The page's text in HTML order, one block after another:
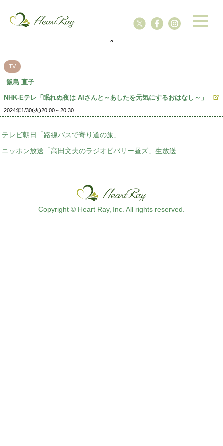
s
TV
飯島 直子
NHK-Eテレ「眠れぬ夜は AIさんと～あしたを元気にするおはなし～」
2024年1/30(火)20:00～20:30
テレビ朝日「路線バスで寄り道の旅」
ニッポン放送「高田文夫のラジオビバリー昼ズ」生放送
Copyright © Heart Ray, Inc. All rights reserved.